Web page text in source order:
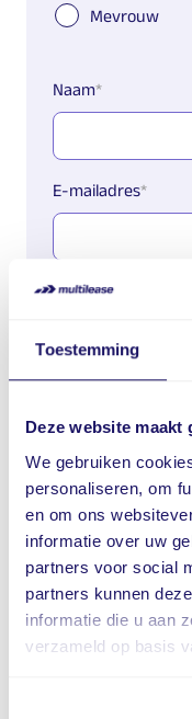
Toestemming
Deze website maakt
We gebruiken
personaliseren, om
en om ons
informatie over uw
partners voor social
partners kunnen
informatie die u aan
verzameld op basis
Mevrouw
Naam
E-mailadres
Telefoonnummer